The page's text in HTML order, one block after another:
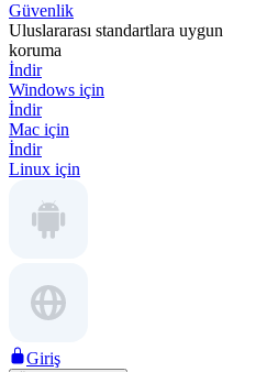
Güvenlik
Uluslararası standartlara uygun
koruma
İndir
Windows için
İndir
Mac için
İndir
Linux için
Giriş